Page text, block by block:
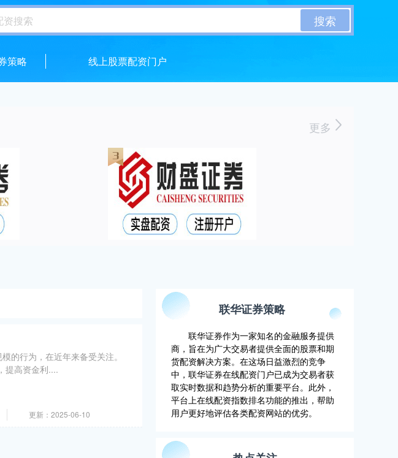
搜索
策略 线上股票配资门户
更多
的行为，在近年来备受关注。
提高资金利....
更新：2025-06-10
联华证券策略
联华证券作为一家知名的金融服务提供
商，旨在为广大交易者提供全面的股票和期
货配资解决方案。在这场日益激烈的竞争
中，联华证券在线配资门户已成为交易者获
取实时数据和趋势分析的重要平台。此外，
平台上在线配资指数排名功能的推出，帮助
用户更好地评估各类配资网站的优劣。